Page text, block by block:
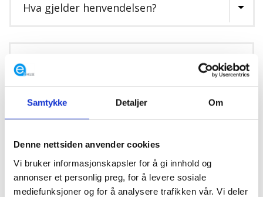
Samtykke Detaljer Om
Denne nettsiden anvender cookies
Vi bruker informasjonskapsler for å gi innhold og
annonser et personlig preg, for å levere sosiale
mediefunksjoner og for å analysere trafikken vår. Vi deler
kontaktinformasjon i henhold til deres personvernerklæring